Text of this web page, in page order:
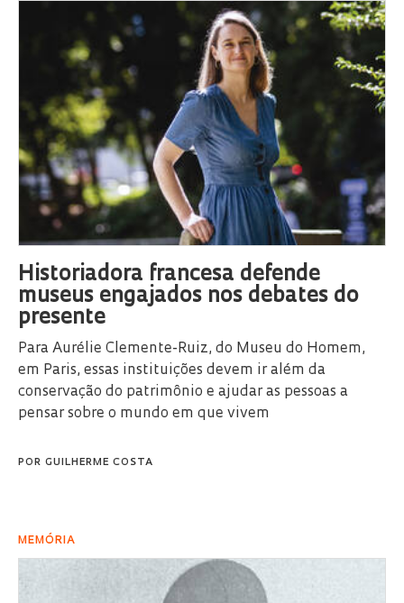
Historiadora francesa defende
museus engajados nos debates do
presente
Para Aurélie Clemente-Ruiz, do Museu do Homem,
em Paris, essas instituições devem ir além da
conservação do patrimônio e ajudar as pessoas a
pensar sobre o mundo em que vivem
POR GUILHERME COSTA
MEMÓRIA